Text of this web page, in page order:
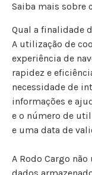
Saiba mais sobre
Qual a finalidade
A utilização de
experiência de
rapidez e
necessidade de
informações e
e o número de
e uma data de
A Rodo Cargo